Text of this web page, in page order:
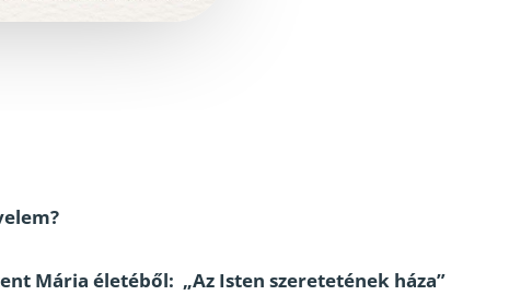
Mária életéből: „Az Isten szeretetének háza”